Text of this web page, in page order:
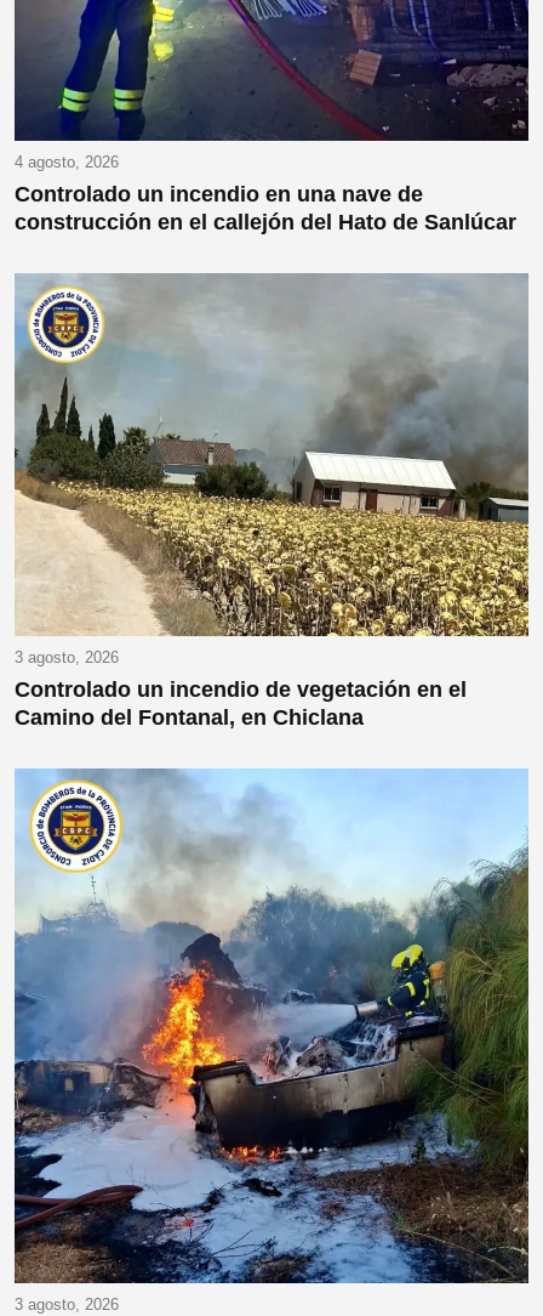
4 agosto, 2026
Controlado un incendio en una nave de
construcción en el callejón del Hato de Sanlúcar
3 agosto, 2026
Controlado un incendio de vegetación en el
Camino del Fontanal, en Chiclana
3 agosto, 2026